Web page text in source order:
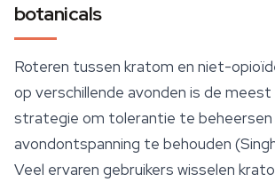
botanicals
Roteren tussen kratom en niet-
op verschillende avonden is de
strategie om tolerantie te beheersen
avondontspanning te behouden
Veel ervaren gebruikers wisselen